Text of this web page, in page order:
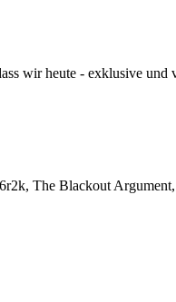
wir heute - exklusive und
The Blackout